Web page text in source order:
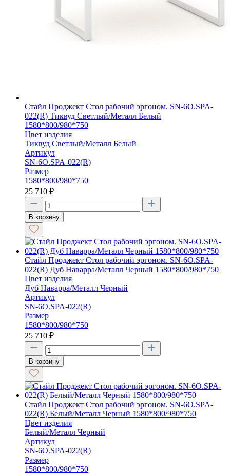
Стайл Проджект Стол рабочий эргоном. SN-6O.SPA-
022(R) Тиквуд Светлый/Металл Белый
1580*800/980*750
Цвет изделия
Тиквуд Светлый/Металл Белый
Артикул
SN-6O.SPA-022(R)
Размер
1580*800/980*750
25 710 ₽
В корзину
Стайл Проджект Стол рабочий эргоном. SN-6O.SPA-
022(R) Дуб Наварра/Металл Черный 1580*800/980*750
Цвет изделия
Дуб Наварра/Металл Черный
Артикул
SN-6O.SPA-022(R)
Размер
1580*800/980*750
25 710 ₽
В корзину
Стайл Проджект Стол рабочий эргоном. SN-6O.SPA-
022(R) Белый/Металл Черный 1580*800/980*750
Цвет изделия
Белый/Металл Черный
Артикул
SN-6O.SPA-022(R)
Размер
1580*800/980*750